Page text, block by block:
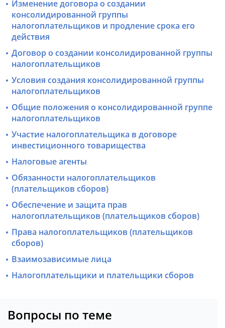
Изменение договора о создании
консолидированной группы
налогоплательщиков и продление срока его
действия
Договор о создании консолидированной группы
налогоплательщиков
Условия создания консолидированной группы
налогоплательщиков
Общие положения о консолидированной группе
налогоплательщиков
Участие налогоплательщика в договоре
инвестиционного товарищества
Налоговые агенты
Обязанности налогоплательщиков
(плательщиков сборов)
Обеспечение и защита прав
налогоплательщиков (плательщиков сборов)
Права налогоплательщиков (плательщиков
сборов)
Взаимозависимые лица
Налогоплательщики и плательщики сборов
Вопросы по теме